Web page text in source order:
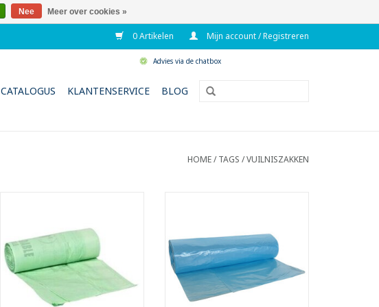
0 Artikelen Mijn account / Registreren
Advies via de chatbox
CATALOGUS KLANTENSERVICE BLOG
HOME/TAGS /VUILNISZAKKEN
- Ideaal voor het verzamelen van
voedingsresten (gft)
- Inhoud: 60 liter.
- Met trekbandsluiting.
- Geproduceerd op basis van
plantaardige materialen zoals
courante werkwagens.
- Gemaakt met recycled
materiaal.
- Ideaal voor normaal afval.
- Voldoet aan Vlarema 7 en
Nee Meer over cookies »